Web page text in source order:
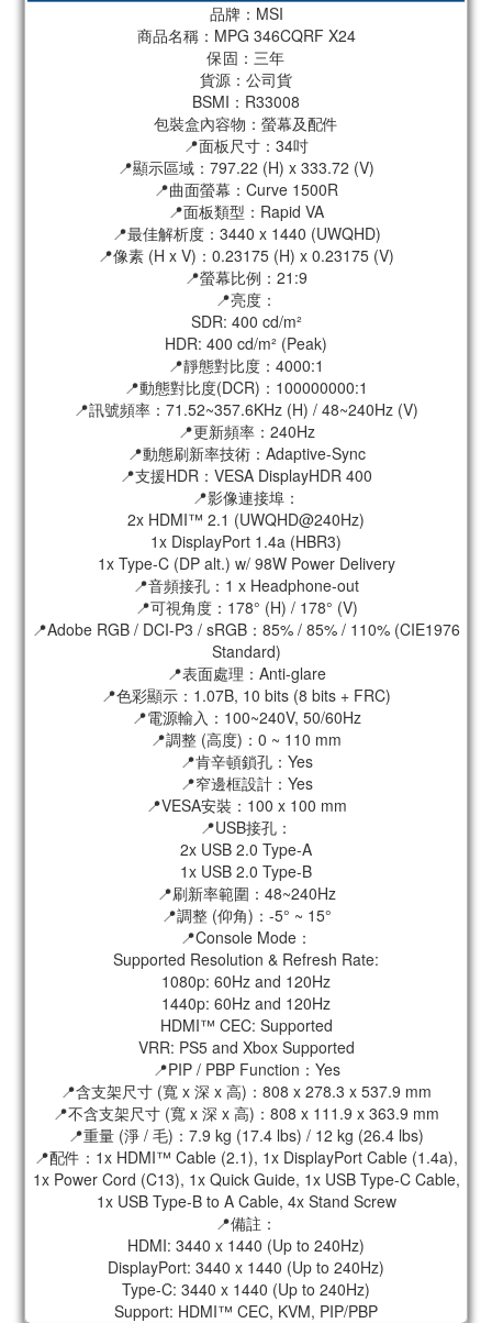
品牌：MSI
商品名稱：MPG 346CQRF X24
保固：三年
貨源：公司貨
BSMI：R33008
包裝盒內容物：螢幕及配件
📍面板尺寸：34吋
📍顯示區域：797.22 (H) x 333.72 (V)
📍曲面螢幕：Curve 1500R
📍面板類型：Rapid VA
📍最佳解析度：3440 x 1440 (UWQHD)
📍像素 (H x V)：0.23175 (H) x 0.23175 (V)
📍螢幕比例：21:9
📍亮度：
SDR: 400 cd/m²
HDR: 400 cd/m² (Peak)
📍靜態對比度：4000:1
📍動態對比度(DCR)：100000000:1
📍訊號頻率：71.52~357.6KHz (H) / 48~240Hz (V)
📍更新頻率：240Hz
📍動態刷新率技術：Adaptive-Sync
📍支援HDR：VESA DisplayHDR 400
📍影像連接埠：
2x HDMI™ 2.1 (UWQHD@240Hz)
1x DisplayPort 1.4a (HBR3)
1x Type-C (DP alt.) w/ 98W Power Delivery
📍音頻接孔：1 x Headphone-out
📍可視角度：178° (H) / 178° (V)
📍Adobe RGB / DCI-P3 / sRGB：85% / 85% / 110% (CIE1976
Standard)
📍表面處理：Anti-glare
📍色彩顯示：1.07B, 10 bits (8 bits + FRC)
📍電源輸入：100~240V, 50/60Hz
📍調整 (高度)：0 ~ 110 mm
📍肯辛頓鎖孔：Yes
📍窄邊框設計：Yes
📍VESA安裝：100 x 100 mm
📍USB接孔：
2x USB 2.0 Type-A
1x USB 2.0 Type-B
📍刷新率範圍：48~240Hz
📍調整 (仰角)：-5° ~ 15°
📍Console Mode：
Supported Resolution & Refresh Rate:
1080p: 60Hz and 120Hz
1440p: 60Hz and 120Hz
HDMI™ CEC: Supported
VRR: PS5 and Xbox Supported
📍PIP / PBP Function：Yes
📍含支架尺寸 (寬 x 深 x 高)：808 x 278.3 x 537.9 mm
📍不含支架尺寸 (寬 x 深 x 高)：808 x 111.9 x 363.9 mm
📍重量 (淨 / 毛)：7.9 kg (17.4 lbs) / 12 kg (26.4 lbs)
📍配件：1x HDMI™ Cable (2.1), 1x DisplayPort Cable (1.4a),
1x Power Cord (C13), 1x Quick Guide, 1x USB Type-C Cable,
1x USB Type-B to A Cable, 4x Stand Screw
📍備註：
HDMI: 3440 x 1440 (Up to 240Hz)
DisplayPort: 3440 x 1440 (Up to 240Hz)
Type-C: 3440 x 1440 (Up to 240Hz)
Support: HDMI™ CEC, KVM, PIP/PBP